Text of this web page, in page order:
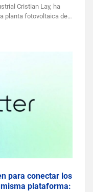
Cristian Lay, ha
planta fotovoltaica de…
para conectar los
plataforma: